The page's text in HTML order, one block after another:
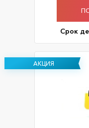
Срок
АКЦИЯ